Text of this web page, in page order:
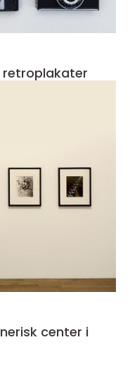
retroplakater
center i